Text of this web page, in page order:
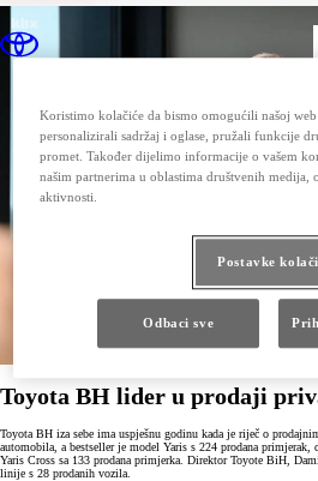
Toyota BH lider u prodaji
Toyota BH iza sebe ima uspješnu godinu kada je riječ o
automobila, a bestseller je model Yaris s 224 prodana
Yaris Cross sa 133 prodana primjerka. Direktor Toyote BiH,
linije s 28 prodanih vozila.
Koristimo kolačiće da bismo omogućili našoj
personalizirali sadržaj i oglase, pružali funkcije
promet. Također dijelimo informacije o vašem
našim partnerima u oblastima društvenih medija,
aktivnosti.
Postavke
Odbaci sve